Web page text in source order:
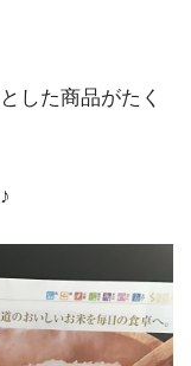
した商品がたく